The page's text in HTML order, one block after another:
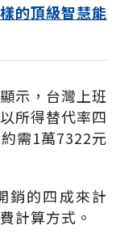
的頂級智慧能
示，台灣上班
所得替代率四
需1萬7322元
銷的四成來計
計算方式。